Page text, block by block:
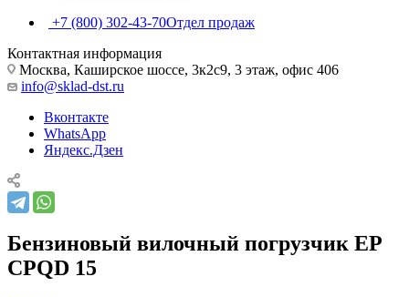
+7 (800) 302-43-70Отдел продаж
Контактная информация
Москва, Каширское шоссе, 3к2с9, 3 этаж, офис 406
info@sklad-dst.ru
Вконтакте
WhatsApp
Яндекс.Дзен
Бензиновый вилочный погрузчик EP
CPQD 15